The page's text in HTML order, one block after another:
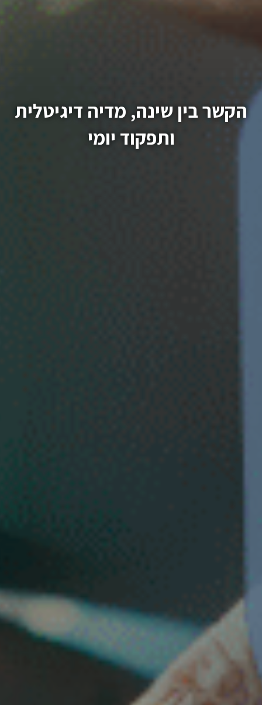
הקשר בין שינה, מדיה דיגיטלית
ותפקוד יומי